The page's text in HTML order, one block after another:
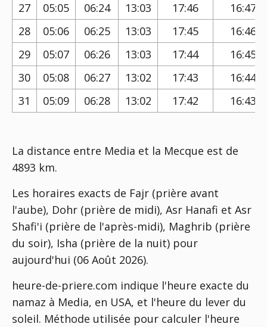
27
05:05 06:24 13:03 17:46
16:47
28
05:06 06:25 13:03 17:45
16:46
29
05:07 06:26 13:03 17:44
16:45
30
05:08 06:27 13:02 17:43
16:44
31
05:09 06:28 13:02 17:42 16:43
La distance entre Media et la Mecque est de
4893 km.
Les horaires exacts de Fajr (prière avant
l'aube), Dohr (prière de midi), Asr Hanafi et Asr
Shafi'i (prière de l'après-midi), Maghrib (prière
du soir), Isha (prière de la nuit) pour
aujourd'hui (06 Août 2026).
heure-de-priere.com indique l'heure exacte du
namaz à Media, en USA, et l'heure du lever du
soleil. Méthode utilisée pour calculer l'heure